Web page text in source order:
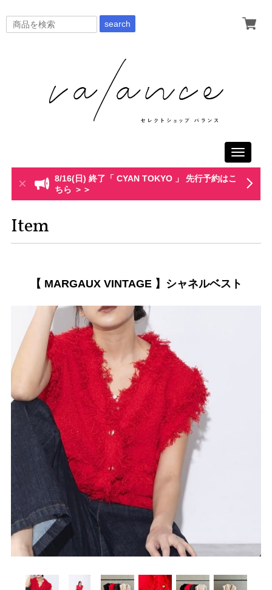
search
Toggle
8/16(日) 終了「 CYAN TOKYO 」 先行予約はこ
ちら ＞＞
Item
【 MARGAUX VINTAGE 】シャネルベスト